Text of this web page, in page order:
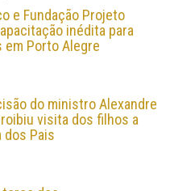
e Fundação Projeto
inédita para
Porto Alegre
do ministro Alexandre
visita dos filhos a
dos Pais